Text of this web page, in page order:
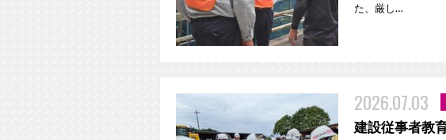
た、厳し…
2026.07.03
建設従事者教